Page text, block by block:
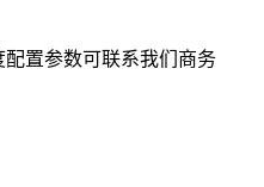
置参数可联系我们商务